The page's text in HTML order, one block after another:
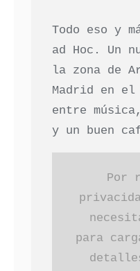
Todo eso y
ad Hoc. Un
la zona de
Madrid en el
entre
y un buen
Por
para